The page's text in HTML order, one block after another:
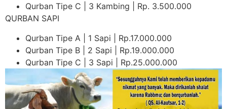
Qurban Tipe C | 3 Kambing | Rp. 3.500.000
QURBAN SAPI
Qurban Tipe A | 1 Sapi | Rp.17.000.000
Qurban Tipe B | 2 Sapi | Rp.19.000.000
Qurban Tipe C | 3 Sapi | Rp.25.000.000